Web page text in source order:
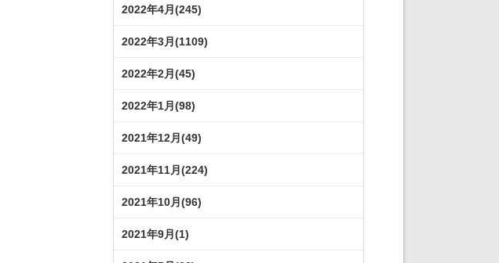
2022年4月(245)
2022年3月(1109)
2022年2月(45)
2022年1月(98)
2021年12月(49)
2021年11月(224)
2021年10月(96)
2021年9月(1)